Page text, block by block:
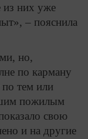
из них уже
– пояснила
но,
по карману
тем или
пожилым
свою
и на другие